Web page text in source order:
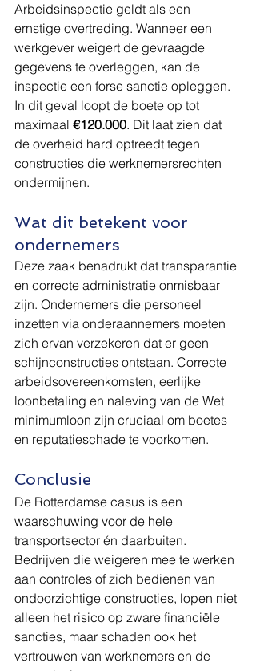
Arbeidsinspectie geldt als een
ernstige overtreding. Wanneer een
werkgever weigert de gevraagde
gegevens te overleggen, kan de
inspectie een forse sanctie opleggen.
In dit geval loopt de boete op tot
maximaal €120.000. Dit laat zien dat
de overheid hard optreedt tegen
constructies die werknemersrechten
ondermijnen.
Wat dit betekent voor
ondernemers
Deze zaak benadrukt dat transparantie
en correcte administratie onmisbaar
zijn. Ondernemers die personeel
inzetten via onderaannemers moeten
zich ervan verzekeren dat er geen
schijnconstructies ontstaan. Correcte
arbeidsovereenkomsten, eerlijke
loonbetaling en naleving van de Wet
minimumloon zijn cruciaal om boetes
en reputatieschade te voorkomen.
Conclusie
De Rotterdamse casus is een
waarschuwing voor de hele
transportsector én daarbuiten.
Bedrijven die weigeren mee te werken
aan controles of zich bedienen van
ondoorzichtige constructies, lopen niet
alleen het risico op zware financiële
sancties, maar schaden ook het
vertrouwen van werknemers en de